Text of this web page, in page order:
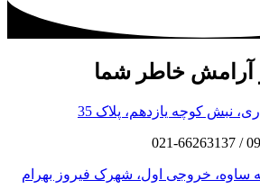
آرامش خاطر شما
نبش کوچه یازدهم، پلاک 35
تهران به ساوه، خروجی اول، شهرک فیروز بهرام